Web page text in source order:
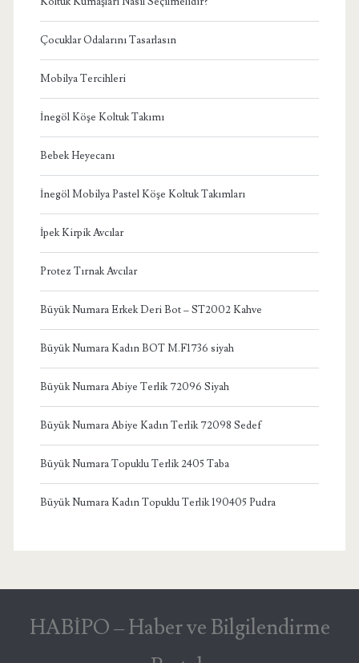
Çocuklar Odalarını Tasarlasın
Mobilya Tercihleri
İnegöl Köşe Koltuk Takımı
Bebek Heyecanı
İnegöl Mobilya Pastel Köşe Koltuk Takımları
İpek Kirpik Avcılar
Protez Tırnak Avcılar
Büyük Numara Erkek Deri Bot – ST2002 Kahve
Büyük Numara Kadın BOT M.F1736 siyah
Büyük Numara Abiye Terlik 72096 Siyah
Büyük Numara Abiye Kadın Terlik 72098 Sedef
Büyük Numara Topuklu Terlik 2405 Taba
Büyük Numara Kadın Topuklu Terlik 190405 Pudra
HABİPO – Haber ve Bilgilendirme